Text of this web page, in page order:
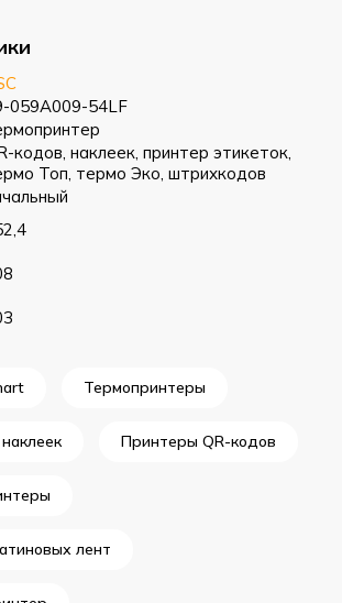
059A009-54LF
кодов, наклеек, принтер этикеток,
Топ, термо Эко, штрихкодов
Термопринтеры
Принтеры QR-кодов
лент